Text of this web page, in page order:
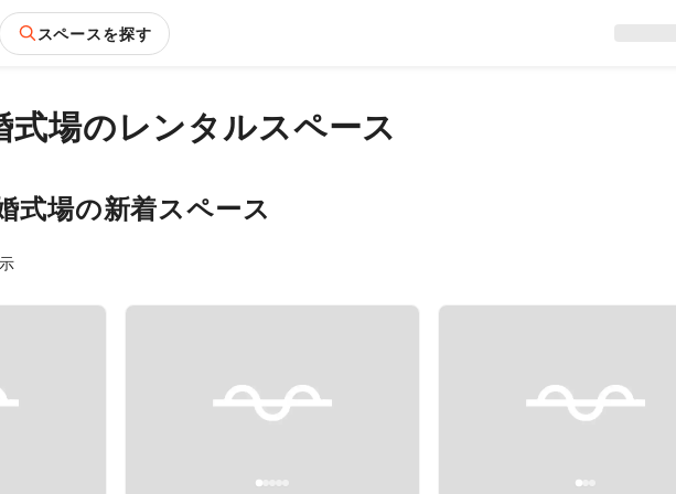
スペースを探す
式場のレンタルスペース
式場の新着スペース
Previous slide Previous slide